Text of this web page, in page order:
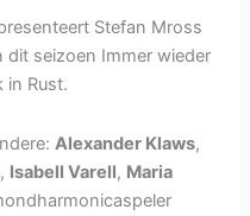
Stefan Mross
dit seizoen Immer wieder
in Rust.
Alexander Klaws,
, Isabell Varell, Maria